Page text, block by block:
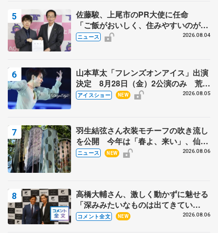
佐藤駿、上尾市のPR大使に任命
「ご飯がおいしく、住みやすいのが魅
力」
ニュース 2026.08.04
山本草太「フレンズオンアイス」出演
決定 8月28日（金）2公演のみ 荒川
静香さんプロデュース、20周年のアイ
アイスショー NEW 2026.08.05
羽生結弦さん衣装モチーフの吹き流し
を公開 今年は「春よ、来い」、仙台
の瑞鳳殿
ニュース NEW 2026.08.06
高橋大輔さん、激しく動かずに魅せる
「深みみたいなものは出てきてい
る？」 〝兄さん〟と慕うレジェンド
コメント全文 NEW 2026.08.06